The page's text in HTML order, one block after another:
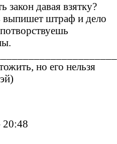
закон давая взятку?
выпишет штраф и дело
но его нельзя
20:48